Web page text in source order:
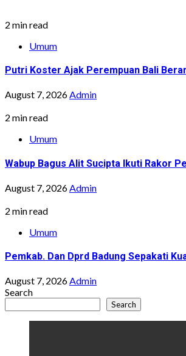
2 min read
Umum
Putri Koster Ajak Perempuan Bali
August 7, 2026Admin
2 min read
Umum
Wabup Bagus Alit Sucipta Ikuti Rakor
August 7, 2026Admin
2 min read
Umum
Pemkab. Dan Dprd Badung Sepakati
August 7, 2026Admin
Search
Search